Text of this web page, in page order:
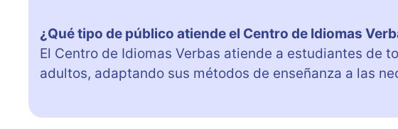
¿Qué tipo de público atiende el Centro de Idiomas
El Centro de Idiomas Verbas atiende a estudiantes de
adultos, adaptando sus métodos de enseñanza a las